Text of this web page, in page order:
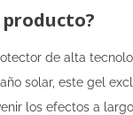
producto?
de alta
solar, este gel
los efectos a